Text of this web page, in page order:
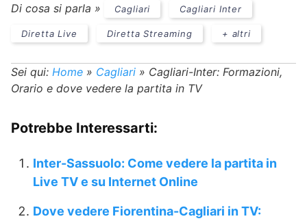
Di cosa si parla » Cagliari Cagliari Inter
Diretta Live Diretta Streaming + altri
Sei qui: Home » Cagliari » Cagliari-Inter: Formazioni,
Orario e dove vedere la partita in TV
Potrebbe Interessarti:
Inter-Sassuolo: Come vedere la partita in
Live TV e su Internet Online
Dove vedere Fiorentina-Cagliari in TV: